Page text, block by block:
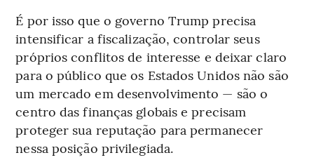
É por isso que o governo Trump precisa
intensificar a fiscalização, controlar seus
próprios conflitos de interesse e deixar claro
para o público que os Estados Unidos não são
um mercado em desenvolvimento — são o
centro das finanças globais e precisam
proteger sua reputação para permanecer
nessa posição privilegiada.